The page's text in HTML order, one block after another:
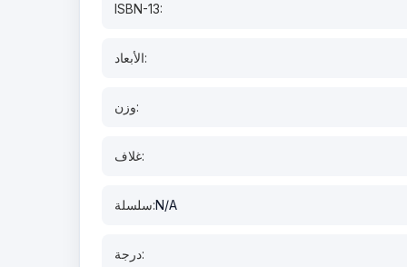
ISBN-13:
الأبعاد:
وزن:
غلاف:
سلسلة:N/A
درجة: